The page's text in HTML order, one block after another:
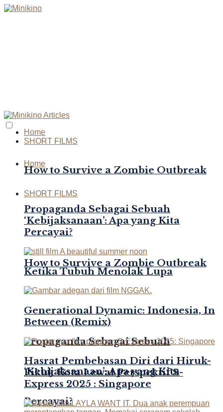
Home
SHORT FILMS
How to Survive a Zombie Outbreak
Propaganda Sebagai Sebuah
‘Kebijaksanaan’: Apa yang Kita
Percayai?
Home
SHORT FILMS
How to Survive a Zombie Outbreak
Propaganda Sebagai Sebuah
‘Kebijaksanaan’: Apa yang Kita
Percayai?
Ketika Tubuh Menolak Lupa
Generational Dynamic: Indonesia, In
Between (Remix)
Hasrat Pembebasan Diri dari Hiruk-
Pikuk Kota Lewat Perspektif S-
Express 2025 : Singapore